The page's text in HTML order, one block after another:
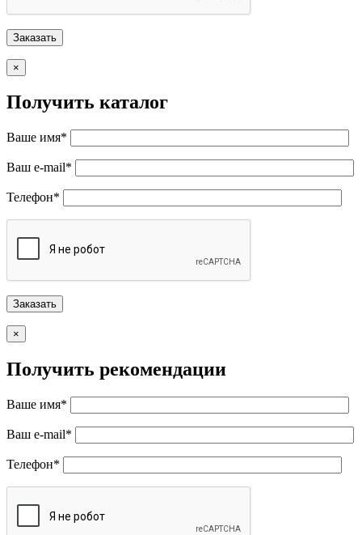
×
Получить каталог
Ваше имя*
Ваш e-mail*
Телефон*
×
Получить рекомендации
Ваше имя*
Ваш e-mail*
Телефон*